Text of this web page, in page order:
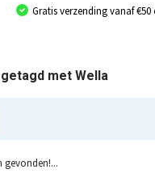
Gratis verzending vanaf €50
met Wella
gevonden!...